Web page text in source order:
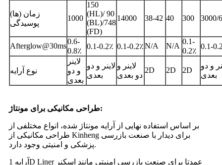
زمان (ها)
پوسیدگی
1000
150
(HL)/ 90
(BL)/748
(FD)
14000 38-42 40 300 3000/
Afterglow@30ms
0.6-
0.8٪
0.1-0.2٪ 0.1-0.2٪N/A N/A
0.1-
0.2٪
0.2٪
نوع آرایه
لاینر
و دو
بعدی
لاینر و دو
بعدی
لاینر و
دو بعدی
2D 2D 2D
و دو
بعدی
طراحی مکانیکی برای مونتاژ:
بر اساس استفاده نهایی از آرایه مونتاژ شده، انواع مختلفی از
طراحی مکانیکی از Kinheng برای دیدار با صنعت بازرسی
پزشکی و امنیتی وجود دارد.
آرایه 1D Liner عمدتا برای صنعت بازرسی امنیتی مانند اسکنر